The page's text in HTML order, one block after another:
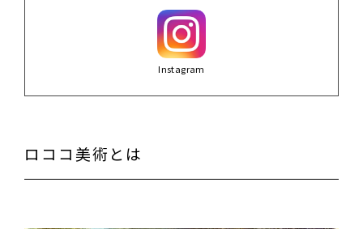
Instagram
ロココ美術とは